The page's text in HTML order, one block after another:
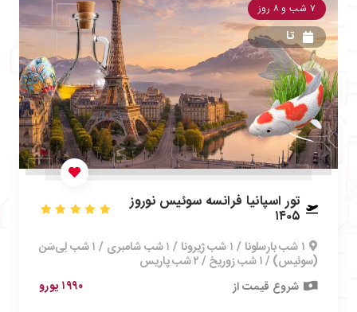
۷ شب و ۸ روز
تا
تور اسپانیا فرانسه سوئیس نوروز
۱۴۰۵
۱ شب بارسلونا / ۱ شب ژیرونا / ۱ شب شامبری / ۱ شب لِی‌سَن
(سوئیس) / ۱ شب زوریخ / ۲ شب پاریس
شروع قیمت از
۱۹۹۰ یورو